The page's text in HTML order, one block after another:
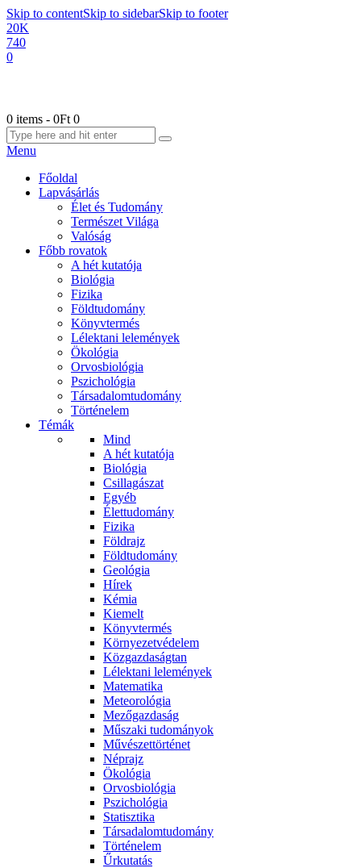
Skip to contentSkip to sidebarSkip to footer
20K
740
0
0 items - 0Ft 0
Menu
Főoldal
Lapvásárlás
Élet és Tudomány
Természet Világa
Valóság
Főbb rovatok
A hét kutatója
Biológia
Fizika
Földtudomány
Könyvtermés
Lélektani lelemények
Ökológia
Orvosbiológia
Pszichológia
Társadalomtudomány
Történelem
Témák
Mind
A hét kutatója
Biológia
Csillagászat
Egyéb
Élettudomány
Fizika
Földrajz
Földtudomány
Geológia
Hírek
Kémia
Kiemelt
Könyvtermés
Környezetvédelem
Közgazdaságtan
Lélektani lelemények
Matematika
Meteorológia
Mezőgazdaság
Műszaki tudományok
Művészettörténet
Néprajz
Ökológia
Orvosbiológia
Pszichológia
Statisztika
Társadalomtudomány
Történelem
Űrkutatás